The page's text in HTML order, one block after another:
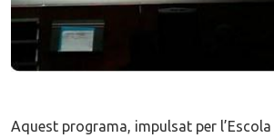
Aquest programa, impulsat per